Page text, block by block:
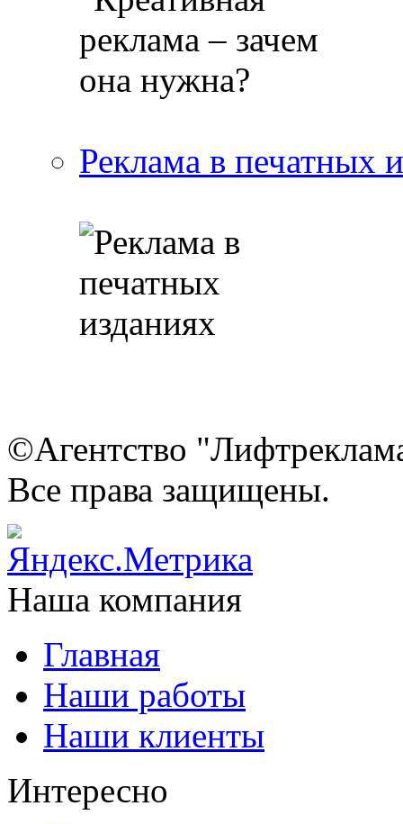
Реклама в печатных
©Агентство
Все права защищены.
Наша компания
Главная
Наши работы
Наши клиенты
Интересно